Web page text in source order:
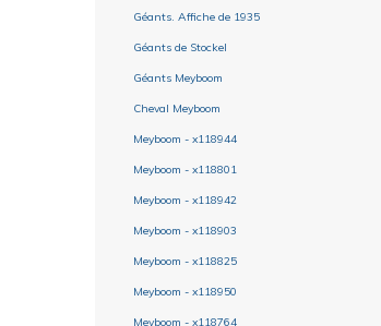
Géants. Affiche de 1935
Géants de Stockel
Géants Meyboom
Cheval Meyboom
Meyboom - x118944
Meyboom - x118801
Meyboom - x118942
Meyboom - x118903
Meyboom - x118825
Meyboom - x118950
Meyboom - x118764